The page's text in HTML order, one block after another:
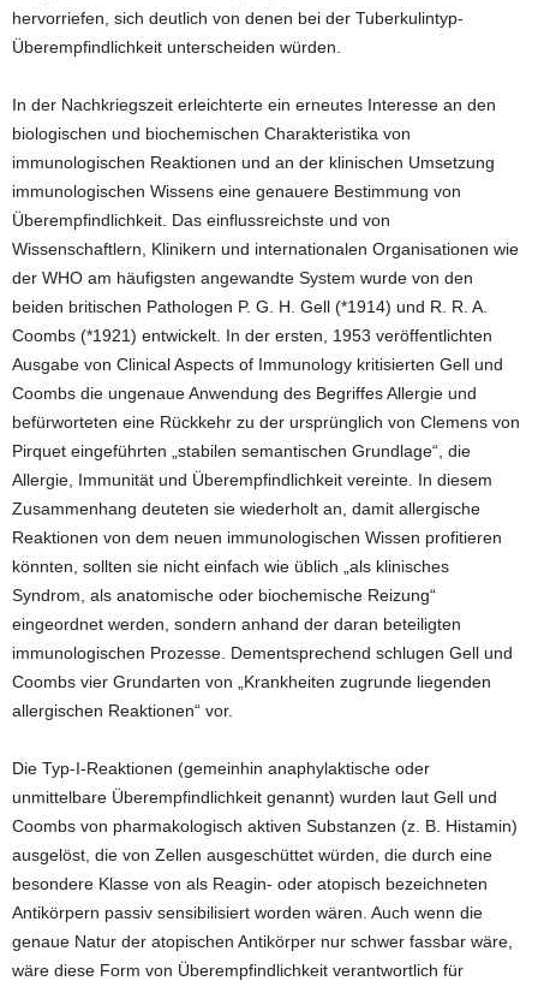
hervorriefen, sich deutlich von denen bei der Tuberkulintyp-
Überempfindlichkeit unterscheiden würden.
In der Nachkriegszeit erleichterte ein erneutes Interesse an den
biologischen und biochemischen Charakteristika von
immunologischen Reaktionen und an der klinischen Umsetzung
immunologischen Wissens eine genauere Bestimmung von
Überempfindlichkeit. Das einflussreichste und von
Wissenschaftlern, Klinikern und internationalen Organisationen wie
der WHO am häufigsten angewandte System wurde von den
beiden britischen Pathologen P. G. H. Gell (*1914) und R. R. A.
Coombs (*1921) entwickelt. In der ersten, 1953 veröffentlichten
Ausgabe von Clinical Aspects of Immunology kritisierten Gell und
Coombs die ungenaue Anwendung des Begriffes Allergie und
befürworteten eine Rückkehr zu der ursprünglich von Clemens von
Pirquet eingeführten „stabilen semantischen Grundlage“, die
Allergie, Immunität und Überempfindlichkeit vereinte. In diesem
Zusammenhang deuteten sie wiederholt an, damit allergische
Reaktionen von dem neuen immunologischen Wissen profitieren
könnten, sollten sie nicht einfach wie üblich „als klinisches
Syndrom, als anatomische oder biochemische Reizung“
eingeordnet werden, sondern anhand der daran beteiligten
immunologischen Prozesse. Dementsprechend schlugen Gell und
Coombs vier Grundarten von „Krankheiten zugrunde liegenden
allergischen Reaktionen“ vor.
Die Typ-I-Reaktionen (gemeinhin anaphylaktische oder
unmittelbare Überempfindlichkeit genannt) wurden laut Gell und
Coombs von pharmakologisch aktiven Substanzen (z. B. Histamin)
ausgelöst, die von Zellen ausgeschüttet würden, die durch eine
besondere Klasse von als Reagin- oder atopisch bezeichneten
Antikörpern passiv sensibilisiert worden wären. Auch wenn die
genaue Natur der atopischen Antikörper nur schwer fassbar wäre,
wäre diese Form von Überempfindlichkeit verantwortlich für